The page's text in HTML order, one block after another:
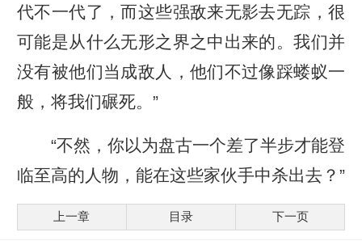
代不一代了，而这些强敌来无影去无踪，很
可能是从什么无形之界之中出来的。我们并
没有被他们当成敌人，他们不过像踩蝼蚁一
般，将我们碾死。”
“不然，你以为盘古一个差了半步才能登
临至高的人物，能在这些家伙手中杀出去？”
上一章 目录 下一页